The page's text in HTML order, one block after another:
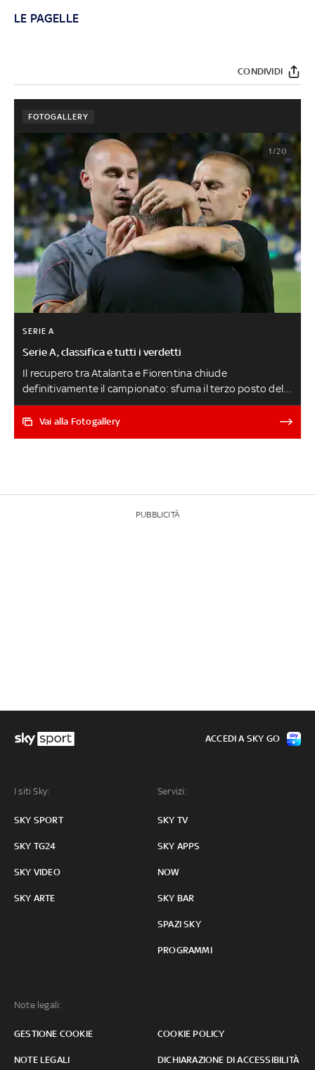
LE PAGELLE
CONDIVIDI
FOTOGALLERY
1/20
SERIE A
Serie A, classifica e tutti i verdetti
Il recupero tra Atalanta e Fiorentina chiude
definitivamente il campionato: sfuma il terzo posto della
Dea. Empoli e Udinese si salvano all'ultima giornata: in B
il Frosinone che raggiunge Sassuolo e Salernitana. Nella
Vai alla Fotogallery
PUBBLICITÀ
I siti Sky:
SKY SPORT
SKY TG24
SKY VIDEO
SKY ARTE
Servizi:
SKY TV
SKY APPS
NOW
SKY BAR
SPAZI SKY
PROGRAMMI
Note legali:
GESTIONE COOKIE COOKIE POLICY
NOTE LEGALI DICHIARAZIONE DI ACCESSIBILITÀ
ACCEDI A SKY GO